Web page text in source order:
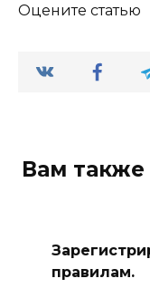
Оцените статью
Вам также
правилам.